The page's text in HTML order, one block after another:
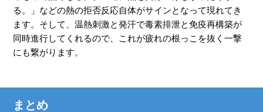
る。」などの熱の拒否反応自体がサインとなって現れてき
ます。そして、温熱刺激と発汗で毒素排泄と免疫再構築が
同時進行してくれるので、これが疲れの根っこを抜く一撃
にも繋がります。
まとめ